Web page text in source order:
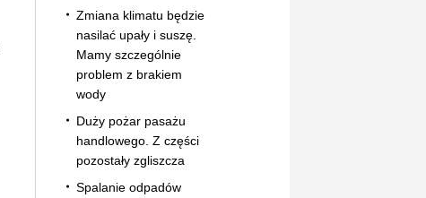
Zmiana klimatu będzie
nasilać upały i suszę.
Mamy szczególnie
problem z brakiem
wody
Duży pożar pasażu
handlowego. Z części
pozostały zgliszcza
Spalanie odpadów